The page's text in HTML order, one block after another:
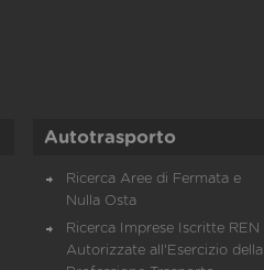
Autotrasporto
Ricerca Aree di Fermata e
Nulla Osta
Ricerca Imprese Iscritte REN
Autorizzate all'Esercizio della